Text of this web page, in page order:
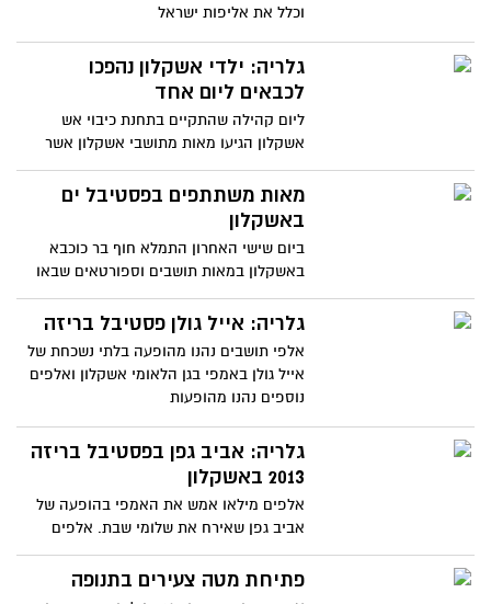
וכלל את אליפות ישראל
גלריה: ילדי אשקלון נהפכו
לכבאים ליום אחד
ליום קהילה שהתקיים בתחנת כיבוי אש
אשקלון הגיעו מאות מתושבי אשקלון אשר
באו עם ילדיהם על מנת ליהנות
מאות משתתפים בפסטיבל ים
באשקלון
ביום שישי האחרון התמלא חוף בר כוכבא
באשקלון במאות תושבים וספורטאים שבאו
ונהנו מפעילויות ספורט ימי,
גלריה: אייל גולן פסטיבל בריזה
אלפי תושבים נהנו מהופעה בלתי נשכחת של
אייל גולן באמפי בגן הלאומי אשקלון ואלפים
נוספים נהנו מהופעות
גלריה: אביב גפן בפסטיבל בריזה
2013 באשקלון
אלפים מילאו אמש את האמפי בהופעה של
אביב גפן שאירח את שלומי שבת. אלפים
נוספים נהנו מאטרקציות נוספות
פתיחת מטה צעירים בתנופה